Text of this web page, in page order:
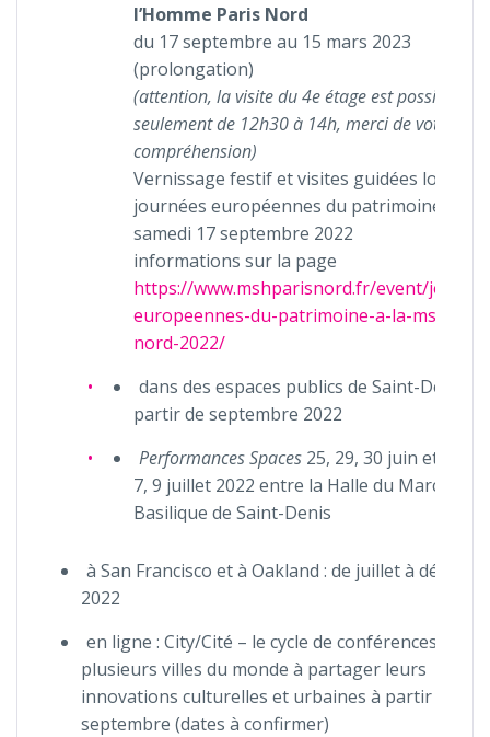
l’Homme Paris Nord
du 17 septembre au 15 mars 2023
(prolongation)
(attention, la visite du 4e étage est possible
seulement de 12h30 à 14h, merci de votre
compréhension)
Vernissage festif et visites guidées lors des
journées européennes du patrimoine, le
samedi 17 septembre 2022
informations sur la page
https://www.mshparisnord.fr/event/
europeennes-du-patrimoine-a-la-msh-
nord-2022/
dans des espaces publics de Saint-Denis à
partir de septembre 2022
Performances Spaces 25, 29, 30 juin et 1, 2,
7, 9 juillet 2022 entre la Halle du Marché et
Basilique de Saint-Denis
à San Francisco et à Oakland : de juillet à
2022
en ligne : City/Cité – le cycle de conférences invite
plusieurs villes du monde à partager leurs
innovations culturelles et urbaines à partir de
septembre (dates à confirmer)